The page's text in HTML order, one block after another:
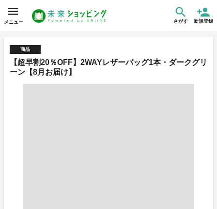
メニュー さがす 新規登録
商品
【超早割20％OFF】2WAYレザーバッグ1本・ダークグリ
ーン【8月お届け】